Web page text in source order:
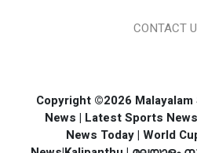
CONTACT
Copyright ©2026
News | Latest Sports
News Today | World